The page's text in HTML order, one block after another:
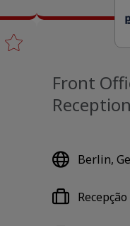
Front
Berlin,
Recepção